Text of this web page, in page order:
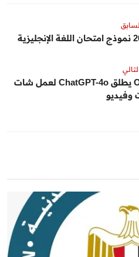
الناس هتكلم نفسها .. OpenAI يطلق ChatGPT-4o لعمل شات